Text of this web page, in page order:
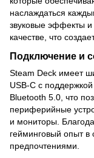
наслаждаться
звуковые эффекты
качестве, что
Подключение и
Steam Deck имеет
USB-C с
Bluetooth 5.0, что
периферийные
и мониторы.
гейминговый опыт в
предпочтениями.